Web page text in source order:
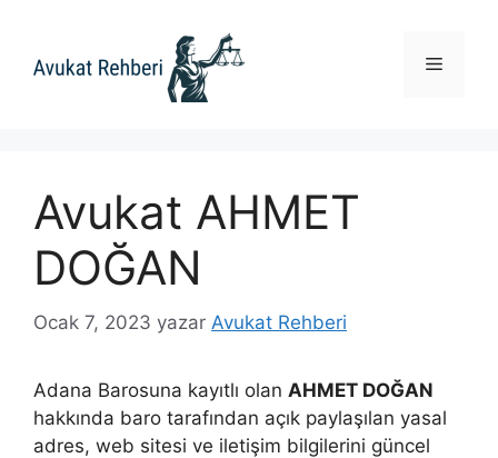
Menü
Avukat AHMET
DOĞAN
Ocak 7, 2023 yazar Avukat Rehberi
Adana Barosuna kayıtlı olan AHMET DOĞAN
hakkında baro tarafından açık paylaşılan yasal
adres, web sitesi ve iletişim bilgilerini güncel